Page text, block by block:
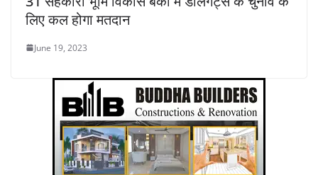
लिए कल होगा मतदान
June 19, 2023